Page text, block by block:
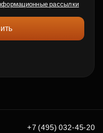
рассылки
+7 (495) 032-45-20